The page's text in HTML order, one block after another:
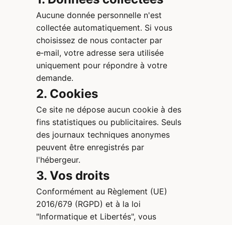
Aucune donnée personnelle n'est
collectée automatiquement. Si vous
choisissez de nous contacter par
e‑mail, votre adresse sera utilisée
uniquement pour répondre à votre
demande.
2. Cookies
Ce site ne dépose aucun cookie à des
fins statistiques ou publicitaires. Seuls
des journaux techniques anonymes
peuvent être enregistrés par
l'hébergeur.
3. Vos droits
Conformément au Règlement (UE)
2016/679 (RGPD) et à la loi
"Informatique et Libertés", vous